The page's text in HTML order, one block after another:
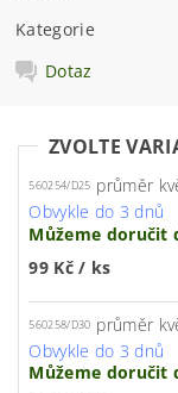
Kategorie
Dotaz
ZVOLTE
560254/D25 průměr
Obvykle do 3 dnů
Můžeme doručit
99 Kč/ ks
560258/D30 průměr
Obvykle do 3 dnů
Můžeme doručit